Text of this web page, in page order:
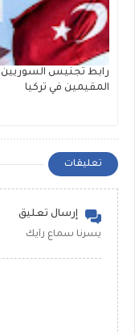
رابط تجنيس السوريين
المقيمين في تركيا
تعليقات
إرسال تعليق
يسرنا سماع رأيك